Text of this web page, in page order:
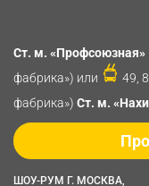
ШОУ-РУМ Г. МОСКВА,
Ст. м. «Профсоюзная»
фабрика») или
49,
фабрика») Ст. м.